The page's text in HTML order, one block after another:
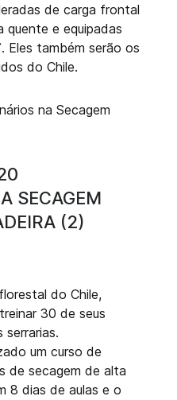
de carga frontal
quente e equipadas
. Eles também serão os
do Chile.
SECAGEM
(2)
do Chile,
30 de seus
um curso de
de secagem de alta
8 dias de aulas e o